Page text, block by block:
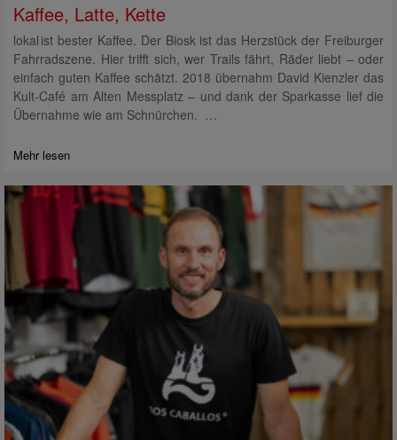
Kaffee, Latte, Kette
lokal ist bester Kaffee. Der Biosk ist das Herzstück der Freiburger
Fahrradszene. Hier trifft sich, wer Trails fährt, Räder liebt – oder
einfach guten Kaffee schätzt. 2018 übernahm David Kienzler das
Kult-Café am Alten Messplatz – und dank der Sparkasse lief die
Übernahme wie am Schnürchen. …
Mehr lesen